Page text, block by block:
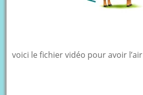
voici le fichier vidéo pour avoir l’air